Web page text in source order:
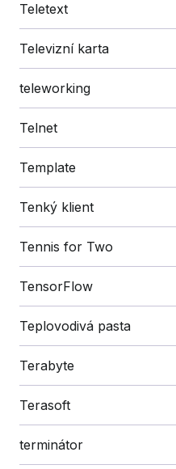
Teletext
Televizní karta
teleworking
Telnet
Template
Tenký klient
Tennis for Two
TensorFlow
Teplovodivá pasta
Terabyte
Terasoft
terminátor